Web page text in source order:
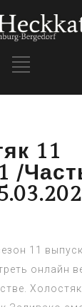
11
/
11
онлайн
Холостяк